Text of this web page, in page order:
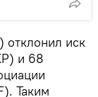
отклонил иск
и 68
Таким